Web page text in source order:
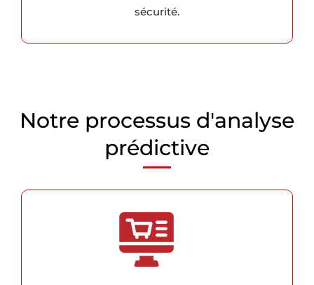
sécurité.
Notre processus d'analyse
prédictive